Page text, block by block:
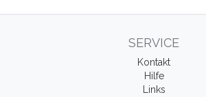
SERVICE
Kontakt
Hilfe
Links